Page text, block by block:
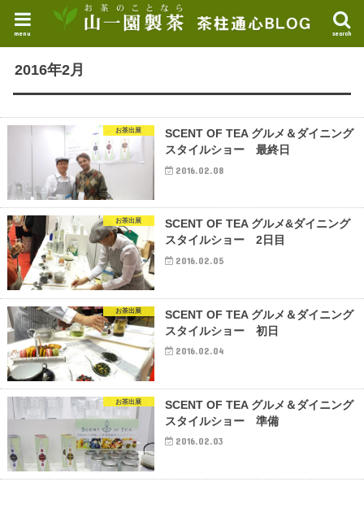
search
menu
2016年2月
お茶出展
SCENT OF TEA グルメ＆ダイニング
スタイルショー 最終日
2016.02.08
お茶出展
SCENT OF TEA グルメ&ダイニング
スタイルショー 2日目
2016.02.05
お茶出展
SCENT OF TEA グルメ＆ダイニング
スタイルショー 初日
2016.02.04
お茶出展
SCENT OF TEA グルメ＆ダイニング
スタイルショー 準備
2016.02.03